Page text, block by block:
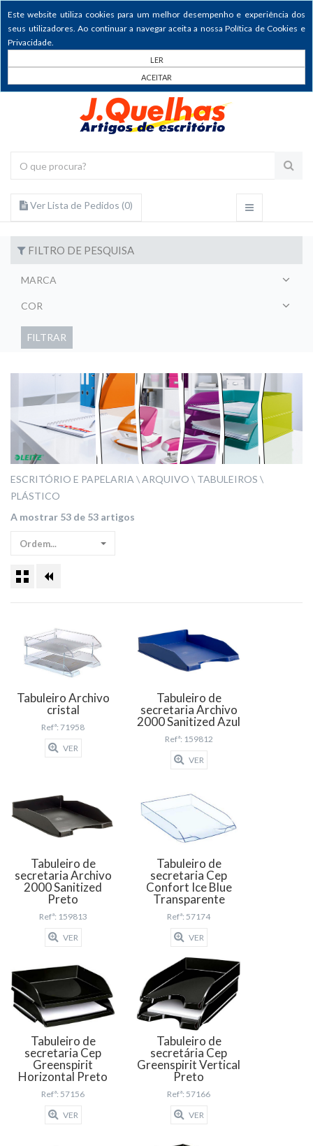
Este website utiliza cookies para um melhor desempenho e experiência dos
seus utilizadores. Ao continuar a navegar aceita a nossa Política de Cookies e
Privacidade.
LER
ACEITAR
Ver Lista de Pedidos (0)
FILTRO DE PESQUISA
MARCA
COR
FILTRAR
ESCRITÓRIO E PAPELARIA ARQUIVO
TABULEIROS
PLÁSTICO
A mostrar 53 de 53 artigos
Ordem...
Tabuleiro Archivo
cristal
Refª: 71958
VER
Tabuleiro de
secretaria Archivo
2000 Sanitized Azul
Refª: 159812
VER
Tabuleiro de
secretaria Archivo
2000 Sanitized
Preto
Refª: 159813
VER
Tabuleiro de
secretaria Cep
Confort Ice Blue
Transparente
Refª: 57174
VER
Tabuleiro de
secretaria Cep
Greenspirit
Horizontal Preto
Refª: 57156
VER
Tabuleiro de
secretária Cep
Greenspirit Vertical
Preto
Refª: 57166
VER